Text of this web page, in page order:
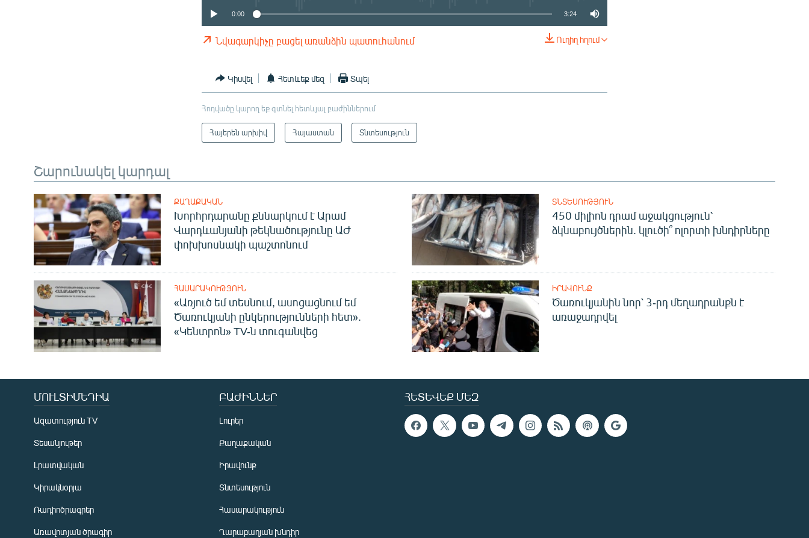
ՏԱՐԱԾԵԼ
0:00 3:24
Ուղիղ հղում
Նվագարկիչը բացել առանձին պատուհանում
Կիսվել Հետևեք մեզ Տպել
Հոդվածը կարող եք գտնել հետևյալ բաժիններում
Հայերեն արխիվ Հայաստան Տնտեսություն
Շարունակել կարդալ
ՔԱՂԱՔԱԿԱՆ
Խորհրդարանը քննարկում է Արամ
Վարդևանյանի թեկնածությունը ԱԺ
փոխխոսնակի պաշտոնում
ՏՆՏԵՍՈՒԹՅՈՒՆ
450 միլիոն դրամ աջակցություն՝
ձկնաբույծներին. կլուծի՞ ոլորտի խնդիրները
ՀԱՍԱՐԱԿՈՒԹՅՈՒՆ
«Առյուծ եմ տեսնում, ասոցացնում եմ
Ծառուկյանի ընկերությունների հետ».
«Կենտրոն» TV-ն տուգանվեց
ԻՐԱՎՈՒՆՔ
Ծառուկյանին նոր՝ 3-րդ մեղադրանքն է
առաջադրվել
ՀԵՏԵՎԵՔ ՄԵԶ
ՄՈՒԼՏԻՄԵԴԻԱ
Ազատություն TV
Տեսանյութեր
Լրատվական
Կիրակնօրյա
Ռադիոծրագրեր
Առավոտյան ծրագիր
ԲԱԺԻՆՆԵՐ
Լուրեր
Քաղաքական
Իրավունք
Տնտեսություն
Հասարակություն
Ղարաբաղյան խնդիր